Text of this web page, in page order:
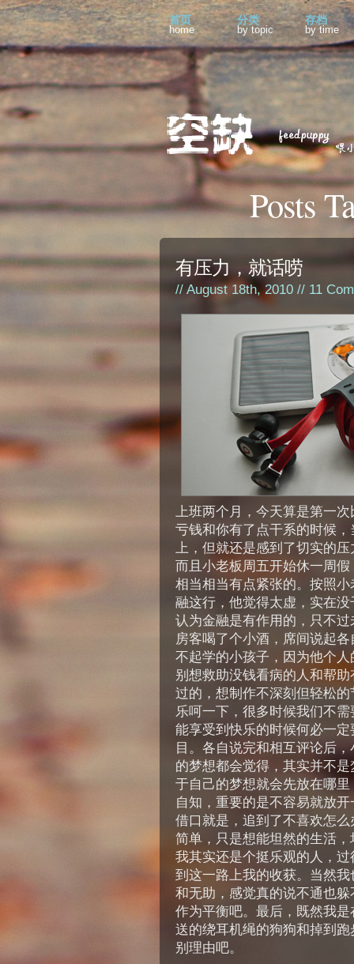
首页
home
分类
by topic
存档
by time
Posts
有压力，就话唠
// August 18th, 2010 // 11
上班两个月，今天算是第一
亏钱和你有了点干系的时候
上，但就还是感到了切实的
而且小老板周五开始休一周
相当相当有点紧张的。按照
融这行，他觉得太虚，实在
认为金融是有作用的，只不
房客喝了个小酒，席间说起
不起学的小孩子，因为他个
别想救助没钱看病的人和帮
过的，想制作不深刻但轻松
乐呵一下，很多时候我们不
能享受到快乐的时候何必一
目。各自说完和相互评论后
的梦想都会觉得，其实并不
于自己的梦想就会先放在哪
自知，重要的是不容易就放
借口就是，追到了不喜欢怎
简单，只是想能坦然的生活
我其实还是个挺乐观的人，
到这一路上我的收获。当然
和无助，感觉真的说不通也
作为平衡吧。最后，既然我
送的绕耳机绳的狗狗和掉到
别理由吧。